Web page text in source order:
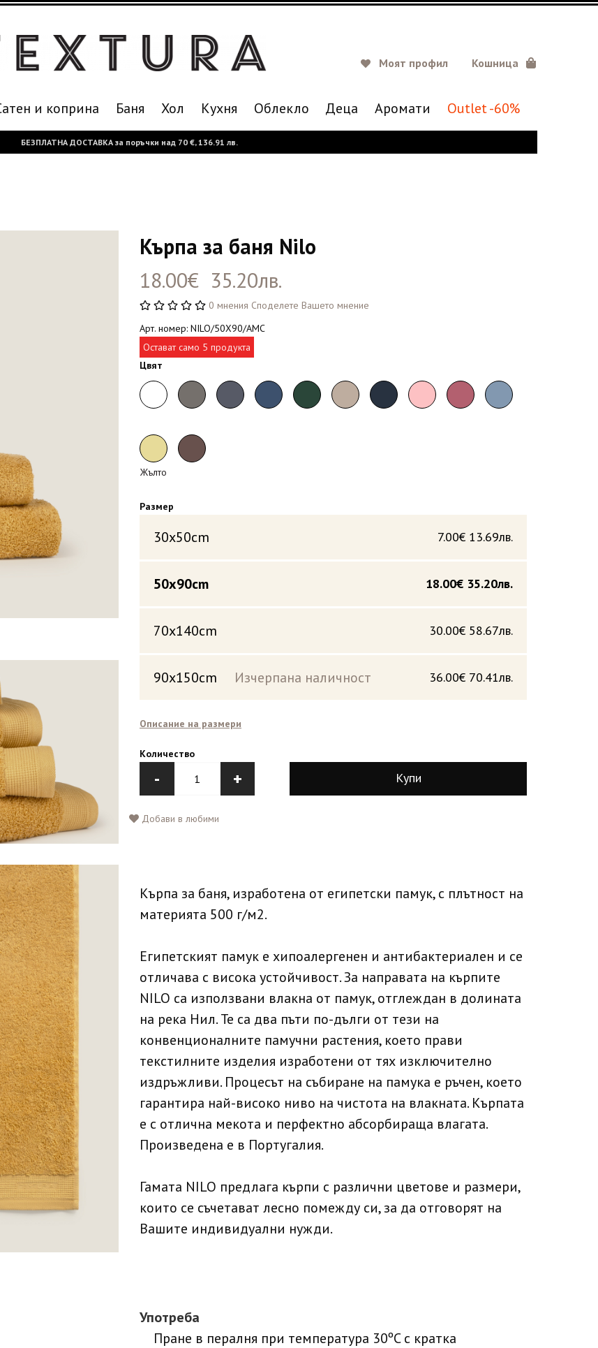
Моят профил Кошница
и коприна Баня Хол Кухня Oблекло Деца Аромати Outlet -60%
БЕЗПЛАТНА ДОСТАВКА за поръчки над 70 €,136.91 лв.
Кърпа за баня Nilo
18.00€ 35.20лв.
0 мнения Споделете Вашето мнение
Арт. номер: NILO/50X90/AMC
Остават само 5 продукта
Цвят
Жълто
Размер
30x50cm 13.69лв.
7.00€
50x90cm 35.20лв.
18.00€
70x140cm 58.67лв.
30.00€
90x150cm Изчерпана наличност 70.41лв.
36.00€
Описание на размери
Количество
- + Купи
Добави в любими
Кърпа за баня, изработена от египетски памук, с плътност на
материята 500 г/м2.
Египетският памук е хипоалергенен и антибактериален и се
отличава с висока устойчивост. За направата на кърпите
NILO са използвани влакна от памук, отглеждан в долината
на река Нил. Те са два пъти по-дълги от тези на
конвенционалните памучни растения, което прави
текстилните изделия изработени от тях изключително
издръжливи. Процесът на събиране на памука е ръчен, което
гарантира най-високо ниво на чистота на влакната. Кърпата
е с отлична мекота и перфектно абсорбираща влагата.
Произведена е в Португалия.
Гамата NILO предлага кърпи с различни цветове и размери,
които се съчетават лесно помежду си, за да отговорят на
Вашите индивидуални нужди.
Употреба
Пране в пералня при температура 30ºC с кратка